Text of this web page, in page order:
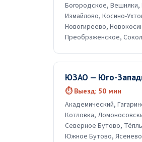
Богородское, Вешняки,
Измайлово, Косино-
Новогиреево,
Преображенское,
ЮЗАО — Юго-
⏱ Выезд: 50 мин
Академический,
Котловка,
Северное Бутово,
Южное Бутово, Ясенево